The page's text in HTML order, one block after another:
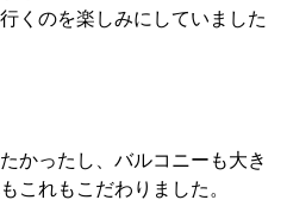
くのを楽しみにしていました
かったし、バルコニーも大き
これもこだわりました。